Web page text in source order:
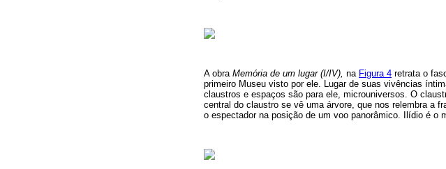
A obra Memória de um lugar (I/IV), na Figura 4 retrata o
primeiro Museu visto por ele. Lugar de suas vivências
claustros e espaços são para ele, microuniversos. O
central do claustro se vê uma árvore, que nos relembra a
o espectador na posição de um voo panorâmico. Ilídio é o